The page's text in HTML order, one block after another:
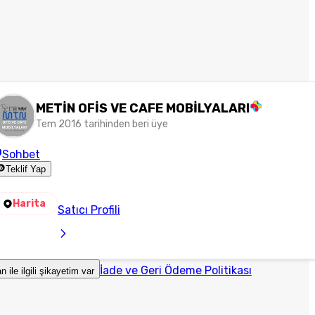
METİN OFİS VE CAFE MOBİLYALARI
Tem 2016 tarihinden beri üye
Sohbet
Teklif Yap
Harita Satıcı Profili
ile ilgili şikayetim var İade ve Geri Ödeme Politikası